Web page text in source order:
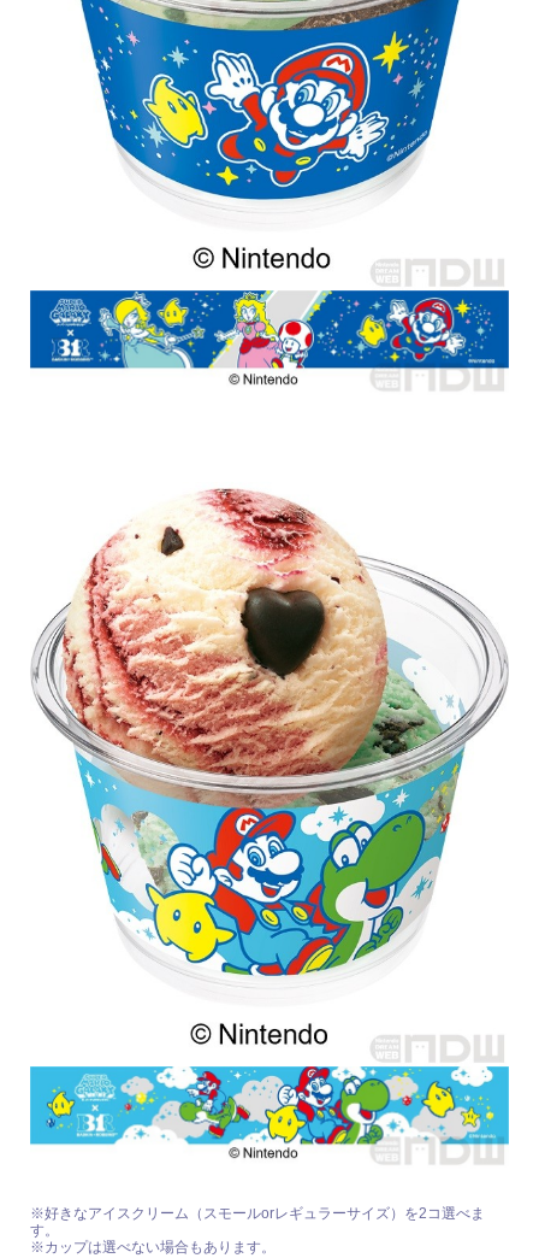
※好きなアイスクリーム（スモールorレギュラーサイズ）を2コ選べま
す。
※カップは選べない場合もあります。